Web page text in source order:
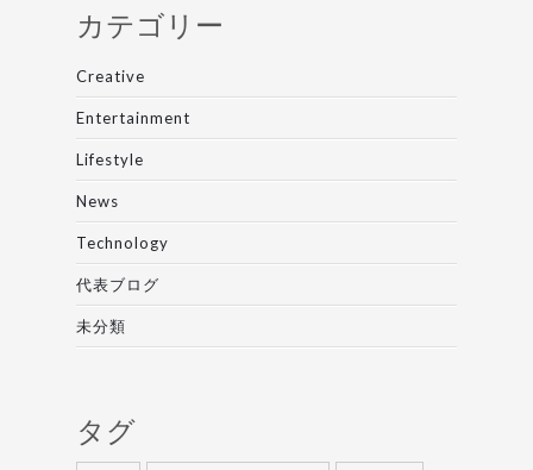
カテゴリー
Creative
Entertainment
Lifestyle
News
Technology
代表ブログ
未分類
タグ